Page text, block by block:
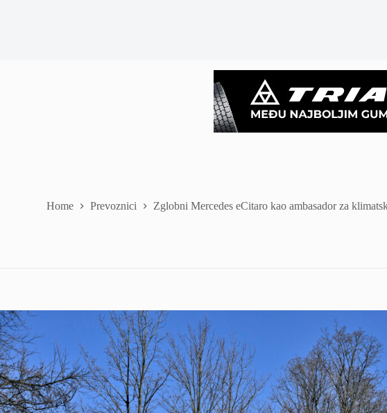
Home Prevoznici Zglobni Mercedes eCitaro kao ambasador za